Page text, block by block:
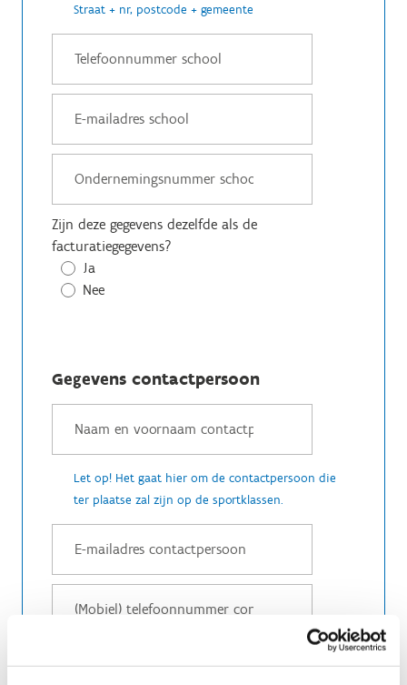
Straat + nr, postcode + gemeente
Zijn deze gegevens dezelfde als de
facturatiegegevens?
Ja
Nee
Gegevens contactpersoon
Let op! Het gaat hier om de contactpersoon die
ter plaatse zal zijn op de sportklassen.